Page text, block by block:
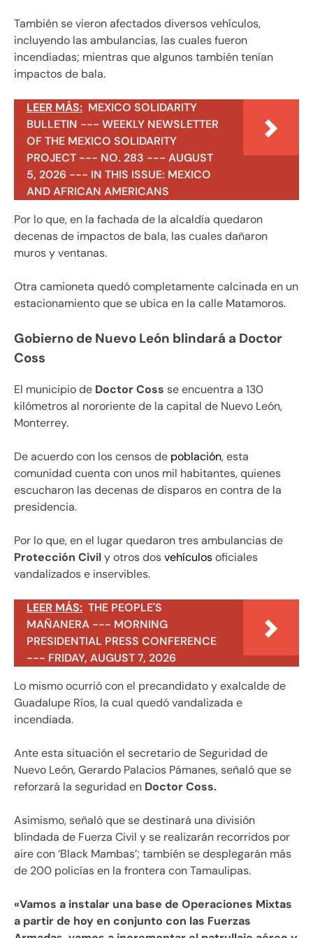
También se vieron afectados diversos vehículos,
incluyendo las ambulancias, las cuales fueron
incendiadas; mientras que algunos también tenían
impactos de bala.
LEER MÁS: MEXICO SOLIDARITY
BULLETIN --- WEEKLY NEWSLETTER
OF THE MEXICO SOLIDARITY
PROJECT --- NO. 283 --- AUGUST
5, 2026 --- IN THIS ISSUE: MEXICO
AND AFRICAN AMERICANS
Por lo que, en la fachada de la alcaldía quedaron
decenas de impactos de bala, las cuales dañaron
muros y ventanas.
Otra camioneta quedó completamente calcinada en un
estacionamiento que se ubica en la calle Matamoros.
Gobierno de Nuevo León blindará a Doctor
Coss
El municipio de Doctor Coss se encuentra a 130
kilómetros al nororiente de la capital de Nuevo León,
Monterrey.
De acuerdo con los censos de población, esta
comunidad cuenta con unos mil habitantes, quienes
escucharon las decenas de disparos en contra de la
presidencia.
Por lo que, en el lugar quedaron tres ambulancias de
Protección Civily otros dosvehículosoficiales
vandalizados e inservibles.
LEER MÁS: THE PEOPLE'S
MAÑANERA --- MORNING
PRESIDENTIAL PRESS CONFERENCE
--- FRIDAY, AUGUST 7, 2026
Lo mismo ocurrió con el precandidato y exalcalde de
Guadalupe Ríos, la cual quedó vandalizada e
incendiada.
Ante esta situación el secretario de Seguridad de
Nuevo León, Gerardo Palacios Pámanes, señaló que se
reforzará la seguridad en Doctor Coss.
Asimismo, señaló que se destinará una división
blindada de Fuerza Civil y se realizarán recorridos por
aire con ‘Black Mambas’; también se desplegarán más
de 200 policías en la frontera con Tamaulipas.
«Vamos a instalar una base de Operaciones Mixtas
a partir de hoy en conjunto con las Fuerzas